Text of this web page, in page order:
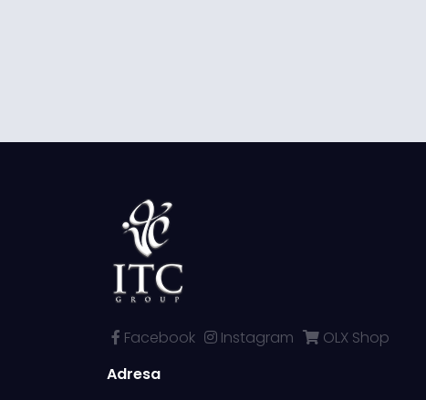
Facebook Instagram
OLX Shop
Adresa